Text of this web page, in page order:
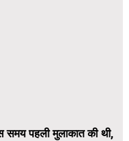
पहली मुलाकात की थी,